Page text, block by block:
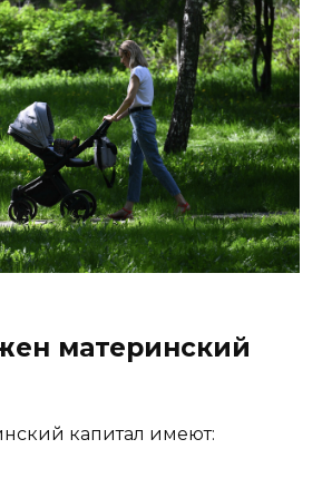
материнский
капитал имеют: